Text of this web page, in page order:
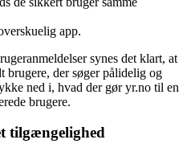
app.
synes det klart, at
brugere, der søger pålidelig og
ned i, hvad der gør yr.no til en
brugere.
tilgængelighed